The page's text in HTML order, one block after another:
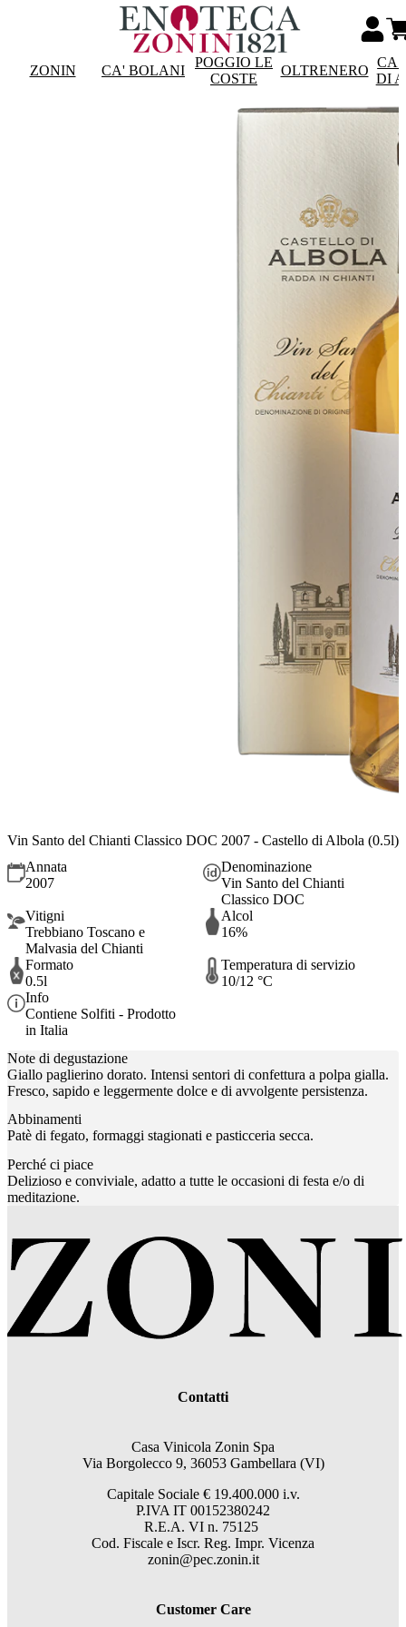
ZONIN CA' BOLANI
POGGIO LE
COSTE
OLTRENERO
DI
Vin Santo del Chianti Classico DOC 2007 - Castello di Albola (0.5l)
Annata
2007
Denominazione
Vin Santo del Chianti
Classico DOC
Vitigni
Trebbiano Toscano e
Malvasia del Chianti
Alcol
16%
Formato
0.5l
Temperatura di servizio
10/12 °C
Info
Contiene Solfiti - Prodotto
in Italia
Note di degustazione
Giallo paglierino dorato. Intensi sentori di confettura a polpa gialla.
Fresco, sapido e leggermente dolce e di avvolgente persistenza.
Abbinamenti
Patè di fegato, formaggi stagionati e pasticceria secca.
Perché ci piace
Delizioso e conviviale, adatto a tutte le occasioni di festa e/o di
meditazione.
Contatti
Casa Vinicola Zonin Spa
Via Borgolecco 9, 36053 Gambellara (VI)
Capitale Sociale € 19.400.000 i.v.
P.IVA IT 00152380242
R.E.A. VI n. 75125
Cod. Fiscale e Iscr. Reg. Impr. Vicenza
zonin@pec.zonin.it
Customer Care